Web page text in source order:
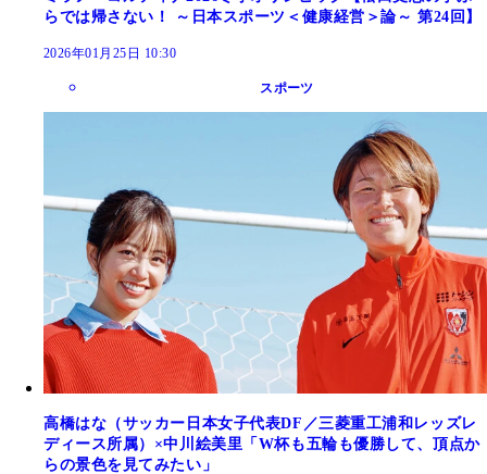
らでは帰さない！ ～日本スポーツ＜健康経営＞論～ 第24回】
2026年01月25日 10:30
スポーツ
高橋はな（サッカー日本女子代表DF／三菱重工浦和レッズレ
ディース所属）×中川絵美里「W杯も五輪も優勝して、頂点か
らの景色を見てみたい」